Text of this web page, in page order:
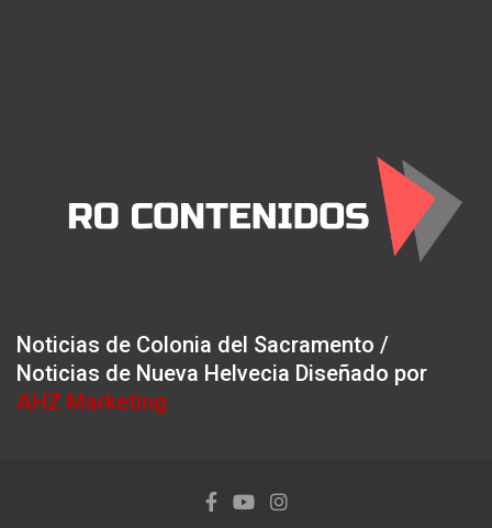
Noticias de Colonia del Sacramento /
Noticias de Nueva Helvecia Diseñado por
AHZ Marketing